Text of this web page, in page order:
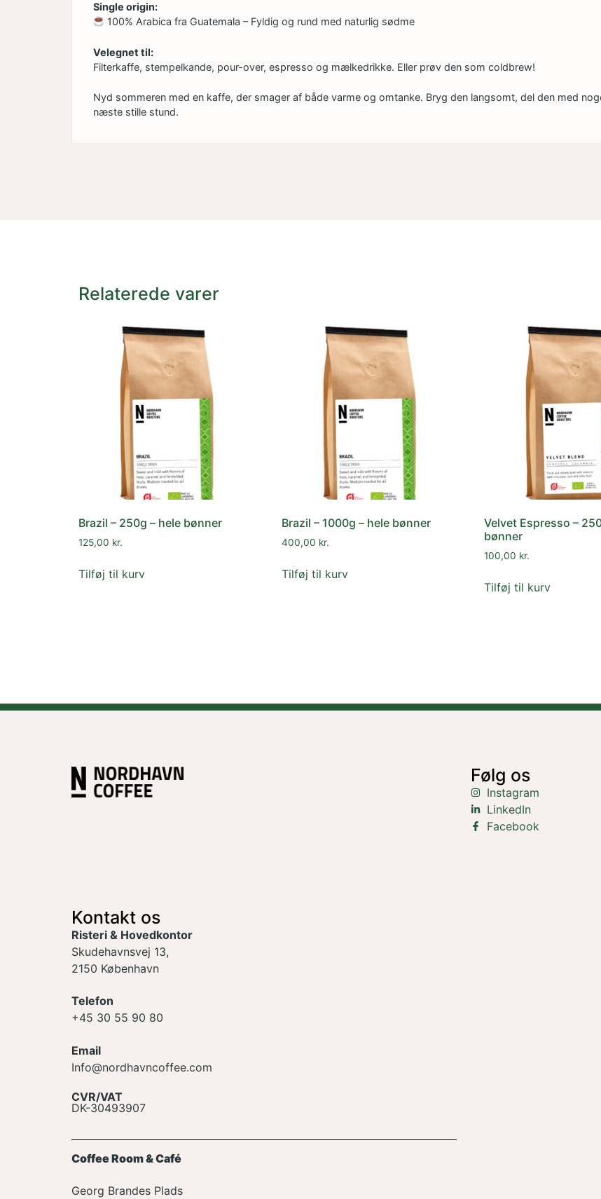
Single origin:
100% Arabica fra Guatemala – Fyldig og rund med naturlig sødme
Velegnet til:
Filterkaffe, stempelkande, pour-over, espresso og mælkedrikke. Eller prøv den som coldbrew!
Nyd sommeren med en kaffe, der smager af både varme og omtanke. Bryg den langsomt, del den med
næste stille stund.
Relaterede varer
Brazil – 250g – hele bønner
125,00 kr.
Tilføj til kurv
Brazil – 1000g – hele bønner
400,00 kr.
Tilføj til kurv
Velvet Espresso –
bønner
100,00 kr.
Tilføj til kurv
Følg os
Instagram
LinkedIn
Facebook
Kontakt os
Risteri & Hovedkontor
Skudehavnsvej 13,
2150 København
Telefon
+45 30 55 90 80
Email
Info@nordhavncoffee.com
CVR/VAT
DK-30493907
Coffee Room & Café
Georg Brandes Plads